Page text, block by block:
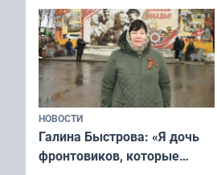
НОВОСТИ
Галина Быстрова: «Я дочь
фронтовиков, которые